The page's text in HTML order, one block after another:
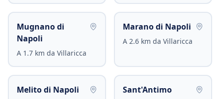
Mugnano di
Napoli
A 1.7 km da Villaricca
Marano di Napoli
A 2.6 km da Villaricca
Melito di Napoli Sant'Antimo